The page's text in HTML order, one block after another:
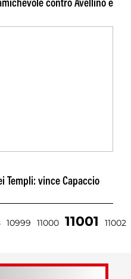
contro Avellino e
Templi: vince Capaccio
10999 11000 11001 11002